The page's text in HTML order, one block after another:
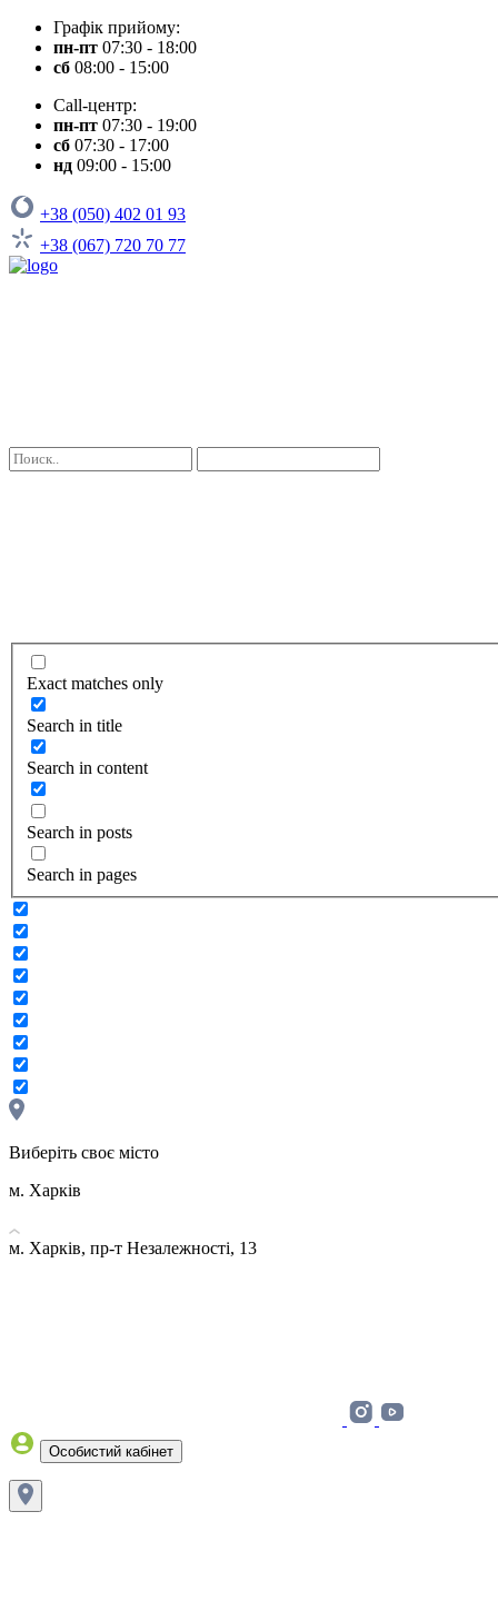
Графік прийому:
пн-пт 07:30 - 18:00
сб 08:00 - 15:00
Call-центр:
пн-пт 07:30 - 19:00
сб 07:30 - 17:00
нд 09:00 - 15:00
+38 (050) 402 01 93
+38 (067) 720 70 77
Exact matches only
Search in title
Search in content
Search in posts
Search in pages
Виберіть своє місто
м. Харків
м. Харків, пр-т Незалежності, 13
Особистий кабінет